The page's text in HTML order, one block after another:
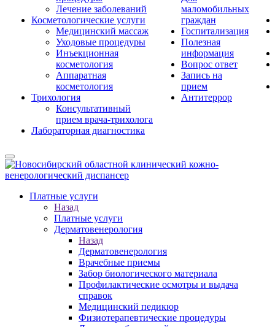
Лечение заболеваний
Косметологические услуги
Медицинский массаж
Уходовые процедуры
Инъекционная
косметология
Аппаратная
косметология
Трихология
Консультативный
прием врача-трихолога
Лабораторная диагностика
маломобильных
граждан
Госпитализация
Полезная
информация
Вопрос ответ
Запись на
прием
Антитеррор
Платные услуги
Назад
Платные услуги
Дерматовенерология
Назад
Дерматовенерология
Врачебные приемы
Забор биологического материала
Профилактические осмотры и выдача
справок
Медицинский педикюр
Физиотерапевтические процедуры